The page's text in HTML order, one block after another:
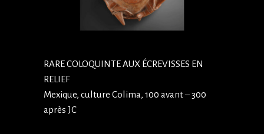
RARE COLOQUINTE AUX ÉCREVISSES EN
RELIEF
Mexique, culture Colima, 100 avant – 300
après JC